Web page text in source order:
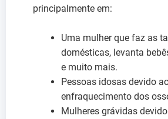
principalmente em:
Uma mulher que faz as
domésticas, levanta
e muito mais.
Pessoas idosas devido
enfraquecimento dos
Mulheres grávidas